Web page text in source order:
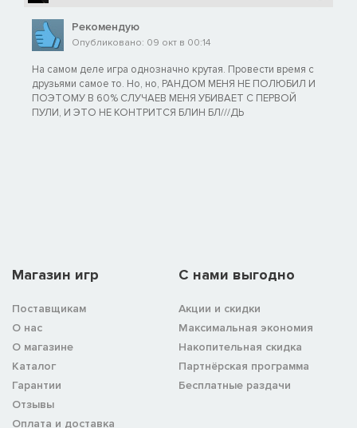
Рекомендую
Опубликовано: 09 окт в 00:14
На самом деле игра однозначно крутая. Провести время с
друзьями самое то. Но, но, РАНДОМ МЕНЯ НЕ ПОЛЮБИЛ И
ПОЭТОМУ В 60% СЛУЧАЕВ МЕНЯ УБИВАЕТ С ПЕРВОЙ
ПУЛИ, И ЭТО НЕ КОНТРИТСЯ БЛИН БЛ///ДЬ
Магазин игр
Поставщикам
О нас
О магазине
Каталог
Гарантии
Отзывы
Оплата и доставка
C нами выгодно
Акции и скидки
Максимальная экономия
Накопительная скидка
Партнёрская программа
Бесплатные раздачи